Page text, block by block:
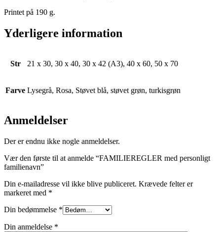
Printet på 190 g.
Yderligere information
Str 21 x 30, 30 x 40, 30 x 42 (A3), 40 x 60, 50 x 70
Farve Lysegrå, Rosa, Støvet blå, støvet grøn, turkisgrøn
Anmeldelser
Der er endnu ikke nogle anmeldelser.
Vær den første til at anmelde “FAMILIEREGLER med personligt
familienavn”
Din e-mailadresse vil ikke blive publiceret. Krævede felter er
markeret med *
Din bedømmelse *
Din anmeldelse *